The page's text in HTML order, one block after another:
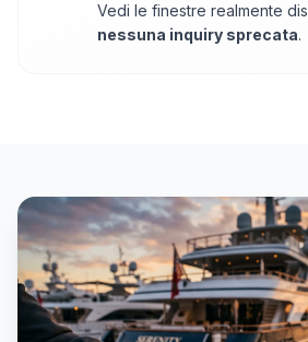
Vedi le finestre realmente
nessuna inquiry sprecata.